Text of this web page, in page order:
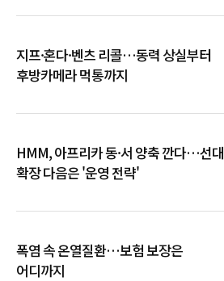
지프·혼다·벤츠 리콜…동력 상실부터
후방카메라 먹통까지
HMM, 아프리카 동·서 양축 깐다…선대
확장 다음은 '운영 전략'
폭염 속 온열질환…보험 보장은
어디까지